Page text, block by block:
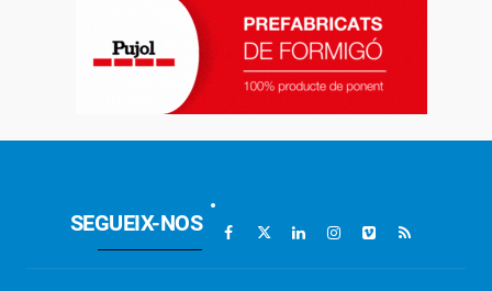
SEGUEIX-NOS